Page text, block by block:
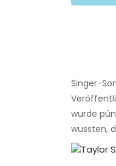
Singer-
wurde
wussten,